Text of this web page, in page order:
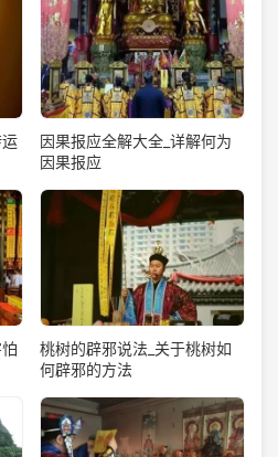
因果报应全解大全_详解何为
因果报应
桃树的辟邪说法_关于桃树如
何辟邪的方法